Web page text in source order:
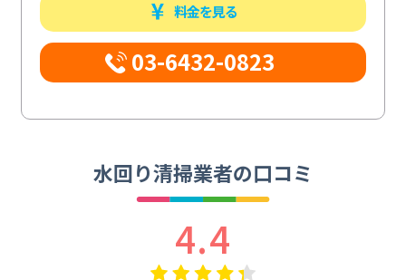
料金を見る
03-6432-0823
水回り清掃業者の口コミ
4.4